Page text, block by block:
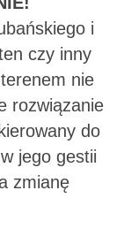
i
czy inny
nie
rozwiązanie
do
jego gestii
zmianę